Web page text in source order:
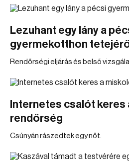
Lezuhant egy lány a
gyermekotthon
Rendőrségi eljárás és belső
Internetes csalót keres
rendőrség
Csúnyán rászedtek egy nőt.